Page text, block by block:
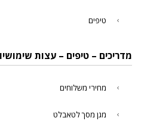
טיפים
מדריכים – טיפים – עצות
מחירי משלוחים
מגן מסך לטאבלט